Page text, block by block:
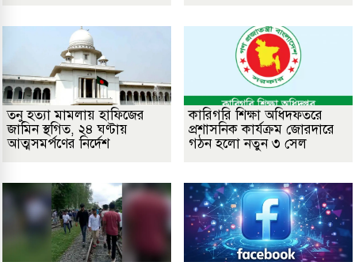
তনু হত্যা মামলায় হাফিজের
জামিন স্থগিত, ২৪ ঘণ্টায়
আত্মসমর্পণের নির্দেশ
কারিগরি শিক্ষা অধিদফতরে
প্রশাসনিক কার্যক্রম জোরদারে
গঠন হলো নতুন ৩ সেল